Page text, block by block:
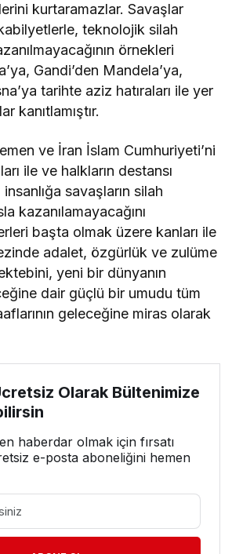
kurtaramazlar. Savaşlar
teknolojik silah
örnekleri
Gandi’den Mandela’ya,
tarihte aziz hatıraları ile yer
kanıtlamıştır.
ve İran İslam Cumhuriyeti’ni
ile ve halkların destansı
savaşların silah
kazanılamayacağını
başta olmak üzere kanları ile
adalet, özgürlük ve zulüme
yeni bir dünyanın
dair güçlü bir umudu tüm
geleceğine miras olarak
Olarak Bültenimize
haberdar olmak için fırsatı
e-posta aboneliğini hemen